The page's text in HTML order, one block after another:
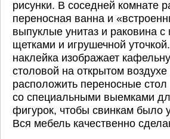
рисунки. В соседней комнате
переносная ванна и
выпуклые унитаз и раковина
щетками и игрушечной
наклейка изображает
столовой на открытом
расположить переносные стол
со специальными выемками
фигурок, чтобы свинкам было
Вся мебель качественно